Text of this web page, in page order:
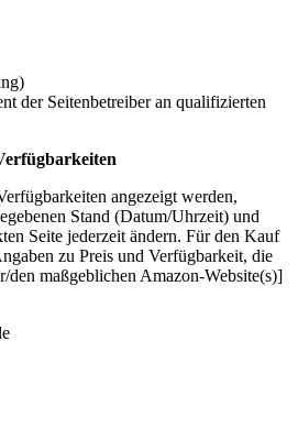
der Seitenbetreiber an qualifizierten
angezeigt werden,
Stand (Datum/Uhrzeit) und
Seite jederzeit ändern. Für den Kauf
zu Preis und Verfügbarkeit, die
maßgeblichen Amazon-Website(s)]